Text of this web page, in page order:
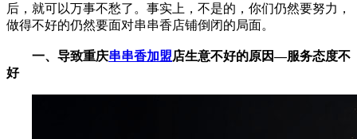
后，就可以万事不愁了。事实上，不是的，你们仍然要努力，
做得不好的仍然要面对串串香店铺倒闭的局面。
一、导致重庆串串香加盟店生意不好的原因—服务态度不
好